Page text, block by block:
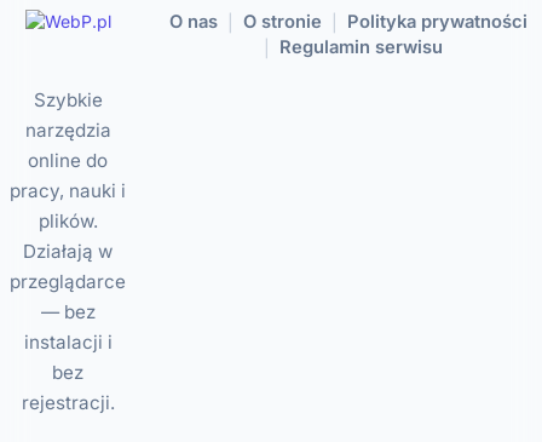
Szybkie
narzędzia
online do
pracy, nauki i
plików.
Działają w
przeglądarce
— bez
instalacji i
bez
rejestracji.
O nas O stronie Polityka prywatności
Regulamin serwisu